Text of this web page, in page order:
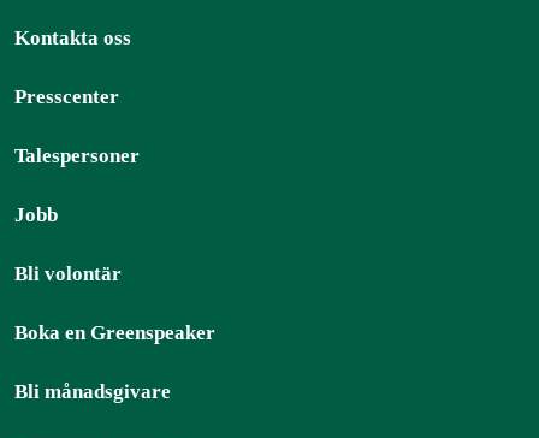
Kontakta oss
Presscenter
Talespersoner
Jobb
Bli volontär
Boka en Greenspeaker
Bli månadsgivare